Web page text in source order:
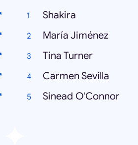
Shakira
María Jiménez
Tina Turner
Carmen Sevilla
Sinead O'Connor